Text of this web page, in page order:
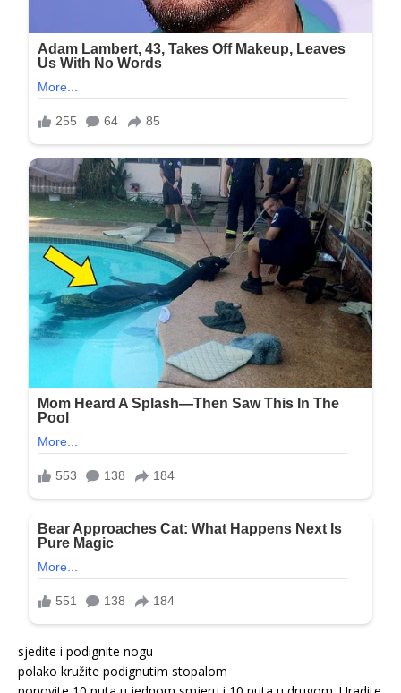
sjedite i podignite nogu
polako kružite podignutim stopalom